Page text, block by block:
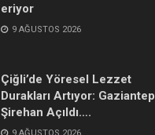
eriyor
9 AĞUSTOS 2026
Çiğli’de Yöresel Lezzet
Durakları Artıyor: Gaziantep
Şirehan Açıldı….
9 AĞUSTOS 2026